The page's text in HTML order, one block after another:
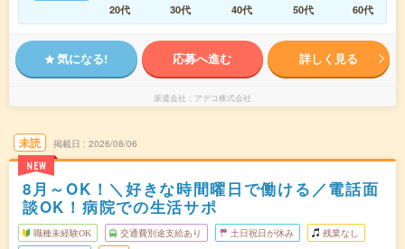
20代
30代 40代 50代 60代
気になる! 応募へ進む 詳しく見る
派遣会社 アデコ株式会社
未読
NEW
掲載日 2026/08/06
8月～OK！＼好きな時間曜日で働ける／電話面
談OK！病院での生活サポ
職種未経験OK 交通費別途支給あり 土日祝日が休み 残業なし